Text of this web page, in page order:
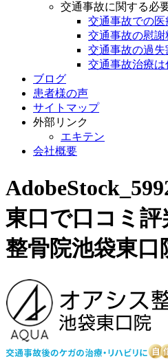
交通事故に関する必
交通事故での
交通事故の慰謝
交通事故の過失
交通事故治療は
ブログ
患者様の声
サイトマップ
外部リンク
エキテン
会社概要
東口で口コミ
整骨院池袋東口